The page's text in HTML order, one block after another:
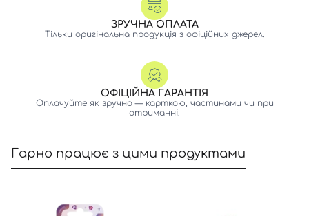
ЗРУЧНА ОПЛАТА
Тільки оригінальна продукція з офіційних джерел.
ОФІЦІЙНА ГАРАНТІЯ
Оплачуйте як зручно — карткою, частинами чи при
отриманні.
Гарно працює з цими продуктами